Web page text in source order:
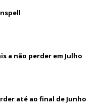
a não perder em Julho
até ao final de Junho